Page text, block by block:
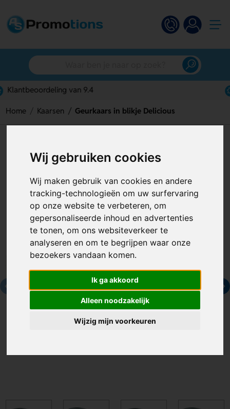
Wij gebruiken cookies
Wij maken gebruik van cookies en andere
tracking-technologieën om uw surfervaring
op onze website te verbeteren, om
gepersonaliseerde inhoud en advertenties
te tonen, om ons websiteverkeer te
analyseren en om te begrijpen waar onze
bezoekers vandaan komen.
Ik ga akkoord
Alleen noodzakelijk
Wijzig mijn voorkeuren
Gratis digitaal ontwerp
Home Kaarsen Geurkaars in blikje Delicious
Artikelnummer:119909